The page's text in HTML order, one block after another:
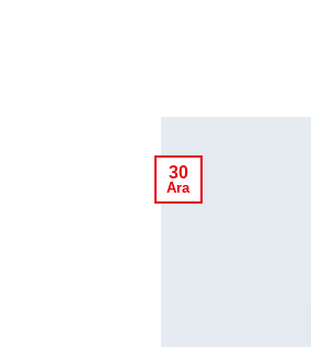
30
Ara